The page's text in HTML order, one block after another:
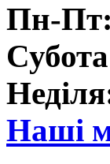
Пн-Пт:
Наші